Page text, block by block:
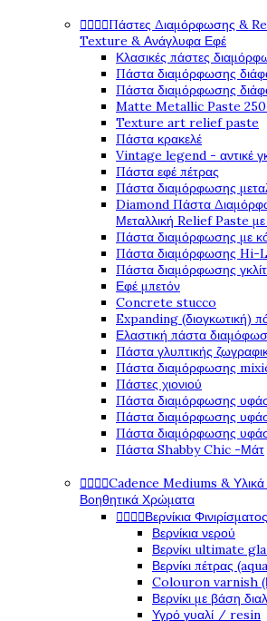
Πάστες Διαμόρφωσης &
Texture & Ανάγλυφα Εφέ
Κλασικές πάστες
Πάστα διαμόρφωσης
Πάστα διαμόρφωσης
Matte Metallic Paste
Texture art relief paste
Πάστα κρακελέ
Vintage legend - αντικέ
Πάστα εφέ πέτρας
Πάστα διαμόρφωσης
Diamond Πάστα
Μεταλλική Relief Paste
Πάστα διαμόρφωσης με
Πάστα διαμόρφωσης Hi-
Πάστα διαμόρφωσης
Εφέ μπετόν
Concrete stucco
Expanding (διογκωτική)
Ελαστική πάστα
Πάστα γλυπτικής
Πάστα διαμόρφωσης
Πάστες χιονιού
Πάστα διαμόρφωσης
Πάστα διαμόρφωσης
Πάστα διαμόρφωσης
Πάστα Shabby Chic -Μάτ
Cadence Mediums &
Βοηθητικά Χρώματα
Βερνίκια Φινιρίσματος
Βερνίκια νερού
Βερνίκι ultimate
Βερνίκι πέτρας
Colouron varnish
Βερνίκι με βάση
Υγρό γυαλί / resin